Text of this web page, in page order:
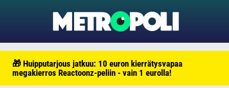
🎁 Huipputarjous jatkuu: 10 euron kierrätysvapaa
megakierros Reactoonz-peliin - vain 1 eurolla!